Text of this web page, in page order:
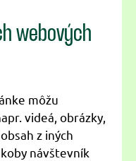
webových
môžu
videá, obrázky,
z iných
návštevník